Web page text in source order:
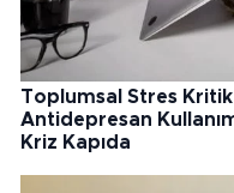
Toplumsal Stres
Antidepresan
Kriz Kapıda